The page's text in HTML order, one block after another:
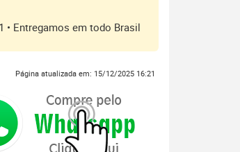
• Entregamos em todo Brasil
Página atualizada em: 15/12/2025 16:21